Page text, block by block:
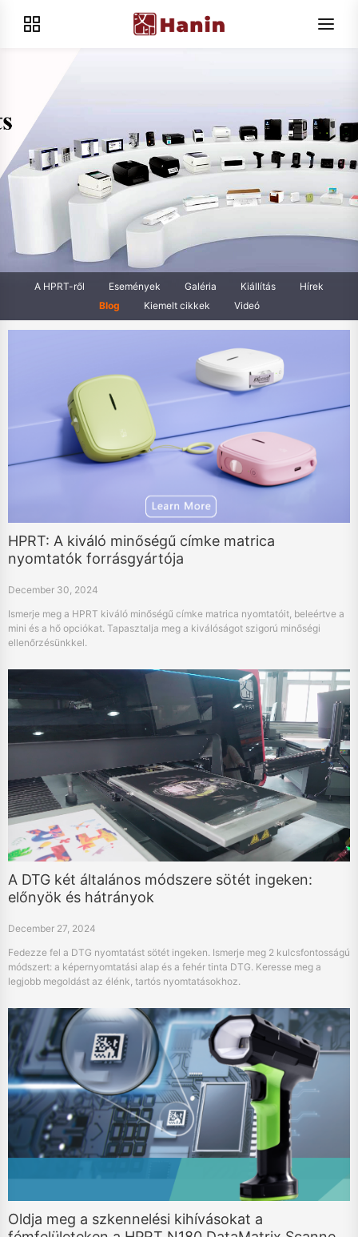
A HPRT-ről Események Galéria Kiállítás
Hírek
Blog
Kiemelt cikkek Videó
HPRT: A kiváló minőségű címke matrica
nyomtatók forrásgyártója
December 30, 2024
Ismerje meg a HPRT kiváló minőségű címke matrica nyomtatóit, beleértve a
mini és a hő opciókat. Tapasztalja meg a kiválóságot szigorú minőségi
ellenőrzésünkkel.
A DTG két általános módszere sötét ingeken:
előnyök és hátrányok
December 27, 2024
Fedezze fel a DTG nyomtatást sötét ingeken. Ismerje meg 2 kulcsfontosságú
módszert: a képernyomtatási alap és a fehér tinta DTG. Keresse meg a
legjobb megoldást az élénk, tartós nyomtatásokhoz.
Oldja meg a szkennelési kihívásokat a